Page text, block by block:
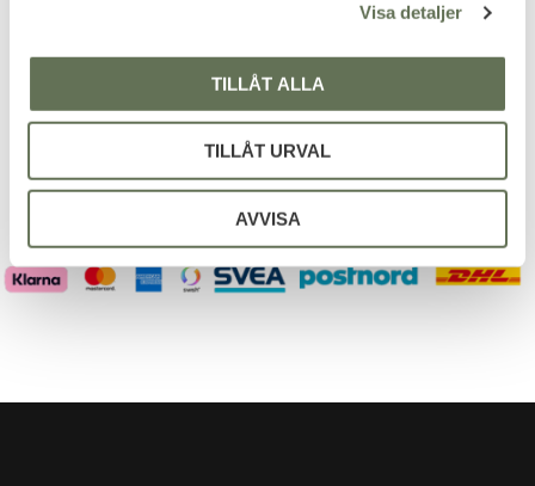
Visa detaljer
TILLÅT ALLA
TILLÅT URVAL
AVVISA
Dina personuppgifter behandlas i enlighet med vår
integritetspolicy.